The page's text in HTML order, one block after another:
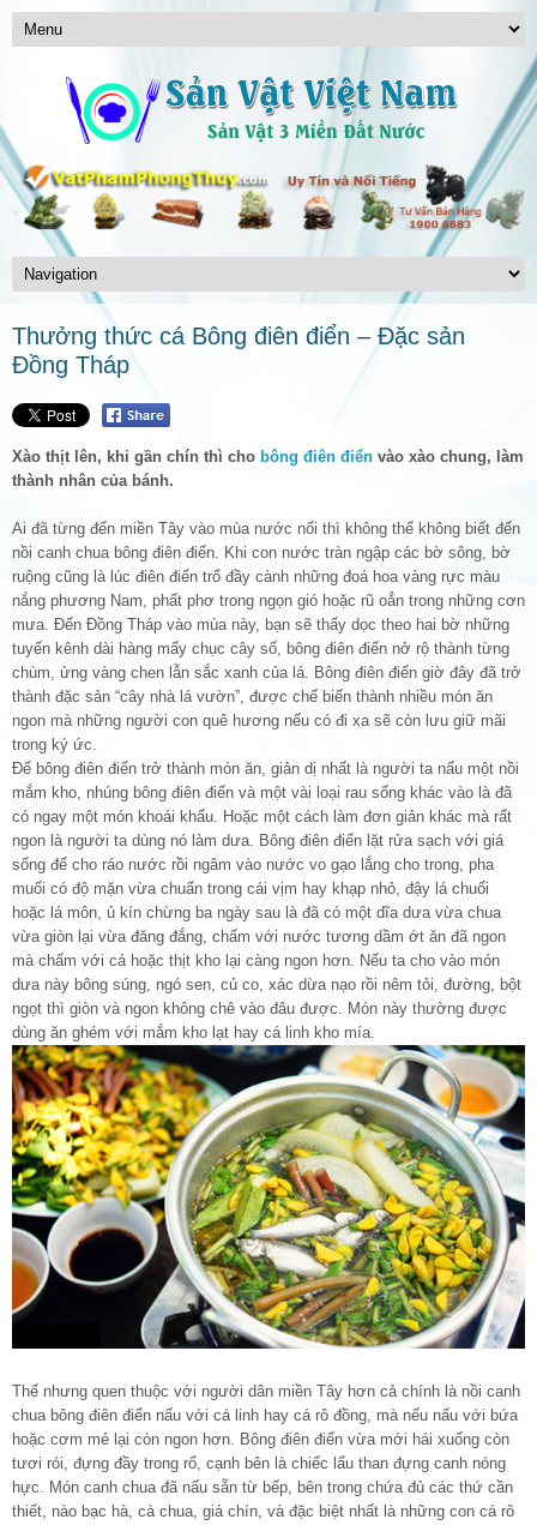
Thưởng thức cá Bông điên điển – Đặc sản
Đồng Tháp
Xào thịt lên, khi gần chín thì cho bông điên điển vào xào chung, làm
thành nhân của bánh.
Ai đã từng đến miền Tây vào mùa nước nổi thì không thể không biết đến
nồi canh chua bông điên điển. Khi con nước tràn ngập các bờ sông, bờ
ruộng cũng là lúc điên điển trổ đầy cành những đoá hoa vàng rực màu
nắng phương Nam, phất phơ trong ngọn gió hoặc rũ oẳn trong những cơn
mưa. Đến Đồng Tháp vào mùa này, bạn sẽ thấy dọc theo hai bờ những
tuyến kênh dài hàng mấy chục cây số, bông điên điển nở rộ thành từng
chùm, ửng vàng chen lẫn sắc xanh của lá. Bông điên điển giờ đây đã trở
thành đặc sản “cây nhà lá vườn”, được chế biến thành nhiều món ăn
ngon mà những người con quê hương nếu có đi xa sẽ còn lưu giữ mãi
trong ký ức.
Để bông điên điển trở thành món ăn, giản dị nhất là người ta nấu một nồi
mắm kho, nhúng bông điên điển và một vài loại rau sống khác vào là đã
có ngay một món khoái khẩu. Hoặc một cách làm đơn giản khác mà rất
ngon là người ta dùng nó làm dưa. Bông điên điển lặt rửa sạch với giá
sống để cho ráo nước rồi ngâm vào nước vo gạo lắng cho trong, pha
muối có độ mặn vừa chuẩn trong cái vịm hay khạp nhỏ, đậy lá chuối
hoặc lá môn, ủ kín chừng ba ngày sau là đã có một dĩa dưa vừa chua
vừa giòn lại vừa đăng đắng, chấm với nước tương dầm ớt ăn đã ngon
mà chấm với cá hoặc thịt kho lại càng ngon hơn. Nếu ta cho vào món
dưa này bông súng, ngó sen, củ co, xác dừa nạo rồi nêm tỏi, đường, bột
ngọt thì giòn và ngon không chê vào đâu được. Món này thường được
dùng ăn ghém với mắm kho lạt hay cá linh kho mía.
Thế nhưng quen thuộc với người dân miền Tây hơn cả chính là nồi canh
chua bông điên điển nấu với cá linh hay cá rô đồng, mà nếu nấu với bứa
hoặc cơm mẻ lại còn ngon hơn. Bông điên điển vừa mới hái xuống còn
tươi rói, đựng đầy trong rổ, cạnh bên là chiếc lẩu than đựng canh nóng
hực. Món canh chua đã nấu sẵn từ bếp, bên trong chứa đủ các thứ cần
thiết, nào bạc hà, cà chua, giá chín, và đặc biệt nhất là những con cá rô